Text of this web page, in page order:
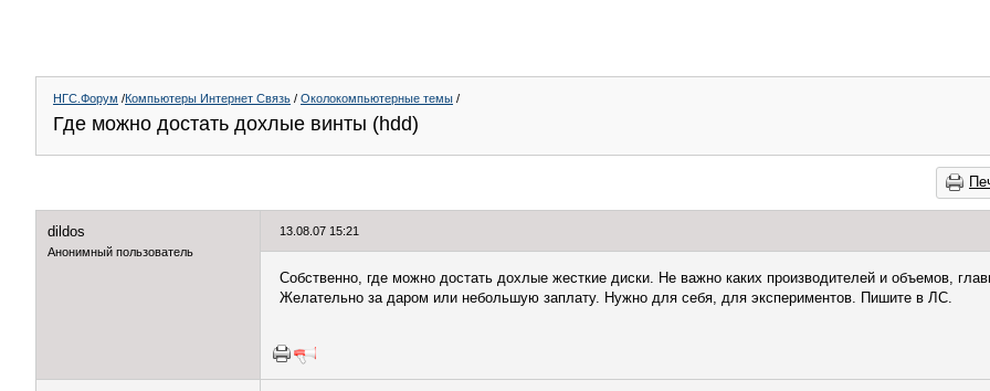
НГС.Форум /Компьютеры Интернет Связь / Околокомпьютерные темы /
Где можно достать дохлые винты (hdd)
dildos
Анонимный пользователь
13.08.07 15:21
Собственно, где можно достать дохлые жесткие диски. Не важно каких производителей и объемов,
Желательно за даром или небольшую заплату. Нужно для себя, для экспериментов. Пишите в ЛС.